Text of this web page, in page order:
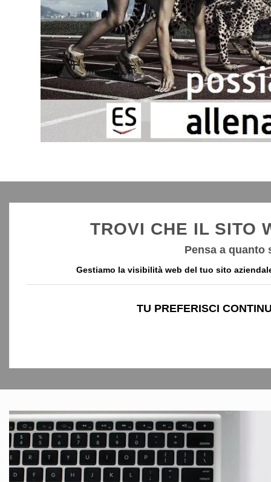
TROVI CHE IL SITO
Pensa a
Gestiamo la visibilità web del tuo sito
TU PREFERISCI